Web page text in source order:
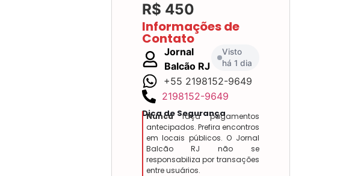
R$ 450
Informações de
Contato
Jornal
Balcão RJ
Visto
há 1 dia
+55 2198152-9649
2198152-9649
Dica de Segurança
Nuncafaça pagamentos
antecipados. Prefira encontros
em locais públicos. O Jornal
Balcão RJ não se
responsabiliza por transações
entre usuários.